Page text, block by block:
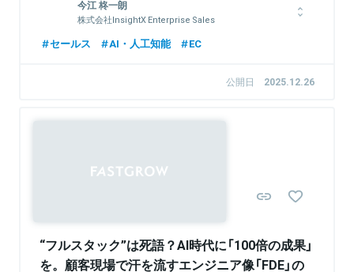
に入社。消費財、製造業等の幅広い業界で、全社成長戦略やPMI
などのプロジェクトを経験。2021年、株式会社InsightXを共同
創業。
今江 柊一朗
株式会社InsightX Enterprise Sales
セールス AI・人工知能 EC
公開日 2025.12.26
“フルスタック”は死語？AI時代に「100倍の成果」
を。顧客現場で汗を流すエンジニア像「FDE」の